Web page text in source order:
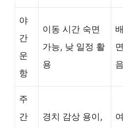
야
간
운
항
이동 시간 숙면
가능, 낮 일정 활
용
음
주
간
경치 감상 용이,